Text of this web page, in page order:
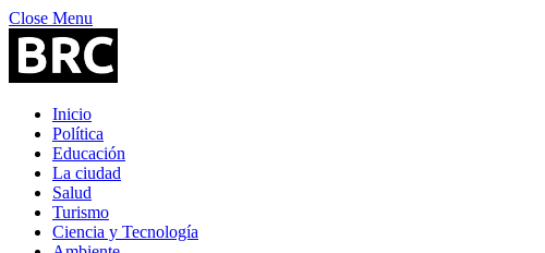
Close Menu
Inicio
Política
Educación
La ciudad
Salud
Turismo
Ciencia y Tecnología